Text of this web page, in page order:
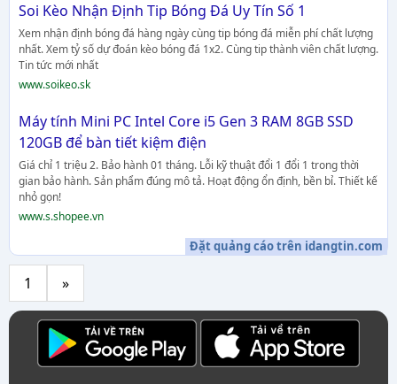
Soi Kèo Nhận Định Tip Bóng Đá Uy Tín Số 1
Xem nhận định bóng đá hàng ngày cùng tip bóng đá miễn phí chất lượng
nhất. Xem tỷ số dự đoán kèo bóng đá 1x2. Cùng tip thành viên chất lượng.
Tin tức mới nhất
www.soikeo.sk
Máy tính Mini PC Intel Core i5 Gen 3 RAM 8GB SSD
120GB để bàn tiết kiệm điện
Giá chỉ 1 triệu 2. Bảo hành 01 tháng. Lỗi kỹ thuật đổi 1 đổi 1 trong thời
gian bảo hành. Sản phẩm đúng mô tả. Hoạt động ổn định, bền bỉ. Thiết kế
nhỏ gọn!
www.s.shopee.vn
Đặt quảng cáo trên idangtin.com
1 »